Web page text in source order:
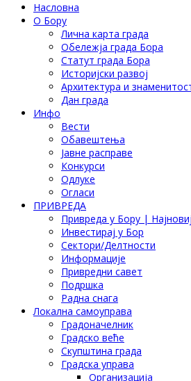
Насловна
О Бору
Лична карта града
Обележја града Бора
Статут града Бора
Историјски развој
Архитектура и
Дан града
Инфо
Вести
Обавештења
Јавне расправе
Конкурси
Одлуке
Огласи
ПРИВРЕДА
Привреда у Бору |
Инвестирај у Бор
Сектори/Делтности
Информације
Привредни савет
Подршка
Радна снага
Локална самоуправа
Градоначелник
Градско веће
Скупштина града
Градска управа
Организација